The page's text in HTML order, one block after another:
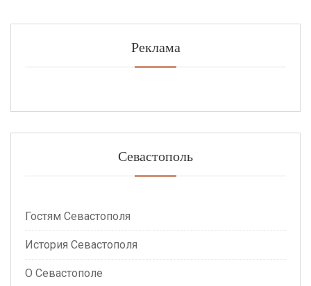
Реклама
Севастополь
Гостям Севастополя
История Севастополя
О Севастополе